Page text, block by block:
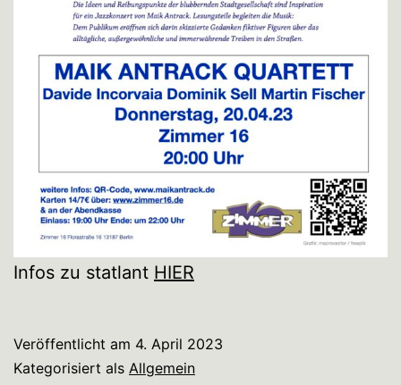
Infos zu statlant HIER
Veröffentlicht am 4. April 2023
Kategorisiert als Allgemein